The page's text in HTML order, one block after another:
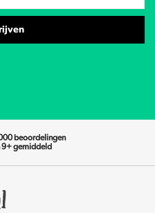
beoordelingen
9+ gemiddeld